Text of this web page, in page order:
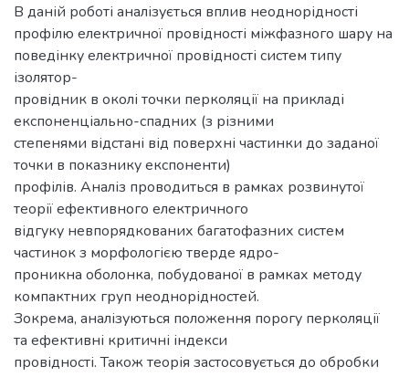
В даній роботі аналізується вплив неоднорідності
профілю електричної провідності міжфазного шару на
поведінку електричної провідності систем типу
ізолятор-
провідник в околі точки перколяції на прикладі
експоненціально-спадних (з різними
степенями відстані від поверхні частинки до заданої
точки в показнику експоненти)
профілів. Аналіз проводиться в рамках розвинутої
теорії ефективного електричного
відгуку невпорядкованих багатофазних систем
частинок з морфологією тверде ядро-
проникна оболонка, побудованої в рамках методу
компактних груп неоднорідностей.
Зокрема, аналізуються положення порогу перколяції
та ефективні критичні індекси
провідності. Також теорія застосовується до обробки